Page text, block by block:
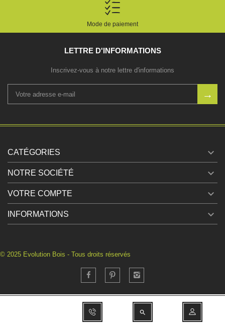

Mode de paiement
LETTRE D'INFORMATIONS
Inscrivez-vous à notre lettre d'informations
CATÉGORIES 
NOTRE SOCIÉTÉ 
VOTRE COMPTE 
INFORMATIONS 
© 2025 Evolution Bois - Tous droits réservés